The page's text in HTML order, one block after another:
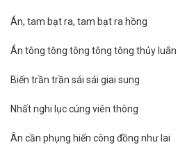
Án, tam bạt ra, tam bạt ra hồng
Án tông tông tông tông tông thủy luân
Biến trần trần sái sái giai sung
Nhất nghi lục cúng viên thông
Ân cần phụng hiến công đồng như lai